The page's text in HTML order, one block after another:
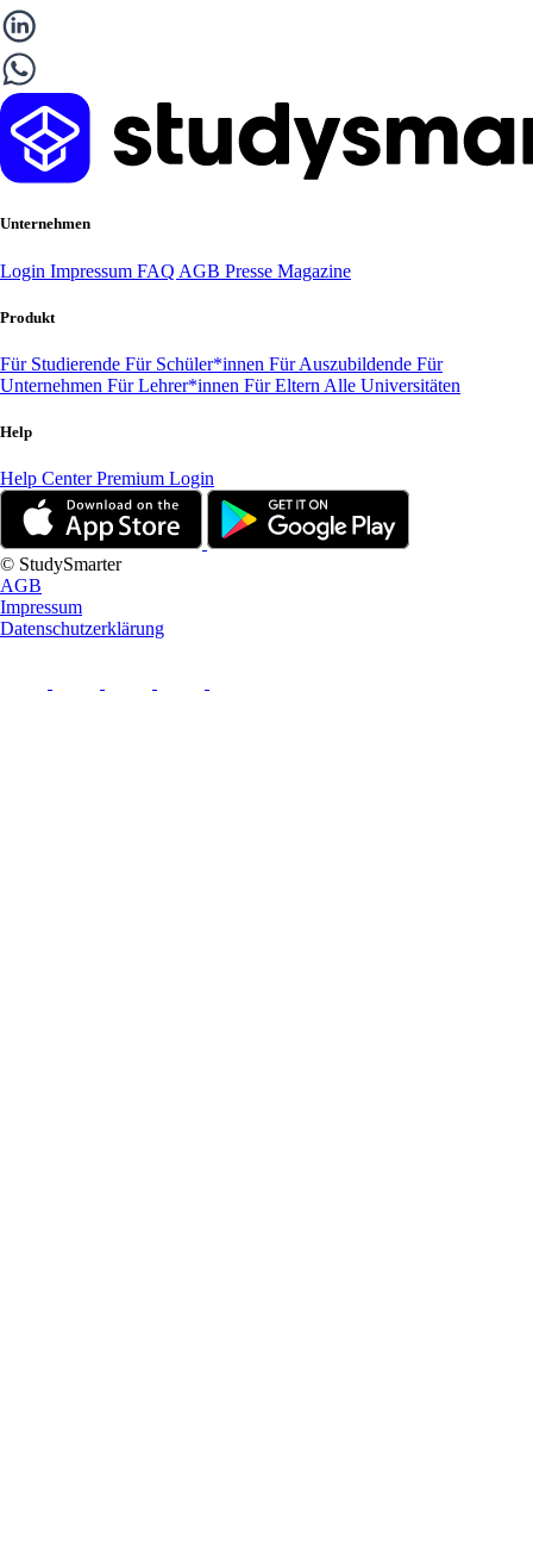
Unternehmen
Login Impressum FAQ AGB Presse Magazine
Produkt
Für Studierende Für Schüler*innen Für Auszubildende Für
Unternehmen Für Lehrer*innen Für Eltern Alle Universitäten
Help
Help CenterPremium Login
© StudySmarter
AGB
Impressum
Datenschutzerklärung